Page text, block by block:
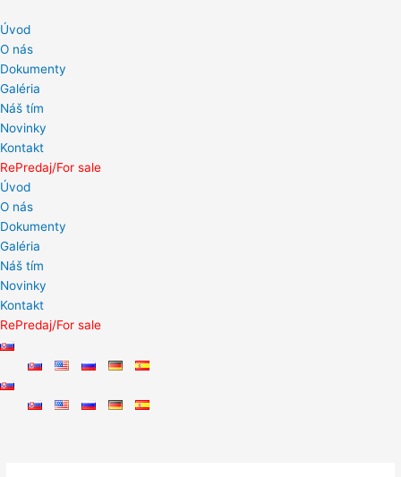
na
obsah
Úvod
O nás
Dokumenty
Galéria
Náš tím
Novinky
Kontakt
RePredaj/For sale
Úvod
O nás
Dokumenty
Galéria
Náš tím
Novinky
Kontakt
RePredaj/For sale